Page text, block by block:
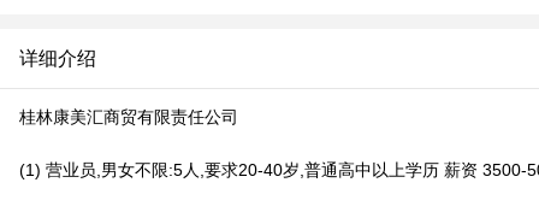
详细介绍
桂林康美汇商贸有限责任公司
(1) 营业员,男女不限:5人,要求20-40岁,普通高中以上学历 薪资 3500-